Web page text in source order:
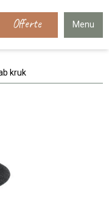
Offerte Menu
kruk